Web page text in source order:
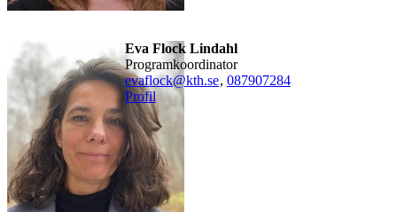
Eva Flock Lindahl
Programkoordinator
evaflock@kth.se, 087907284
Profil